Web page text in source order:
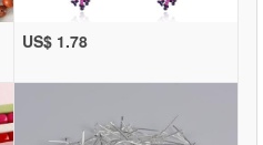
US$ 1.78